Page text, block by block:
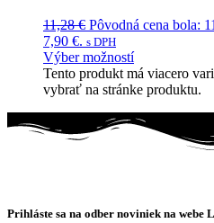
11,28€ Pôvodná cena bola:
7,90 €. s DPH
Výber možností
Tento produkt má viacero
vybrať na stránke produktu.
Prihláste sa na odber noviniek na webe